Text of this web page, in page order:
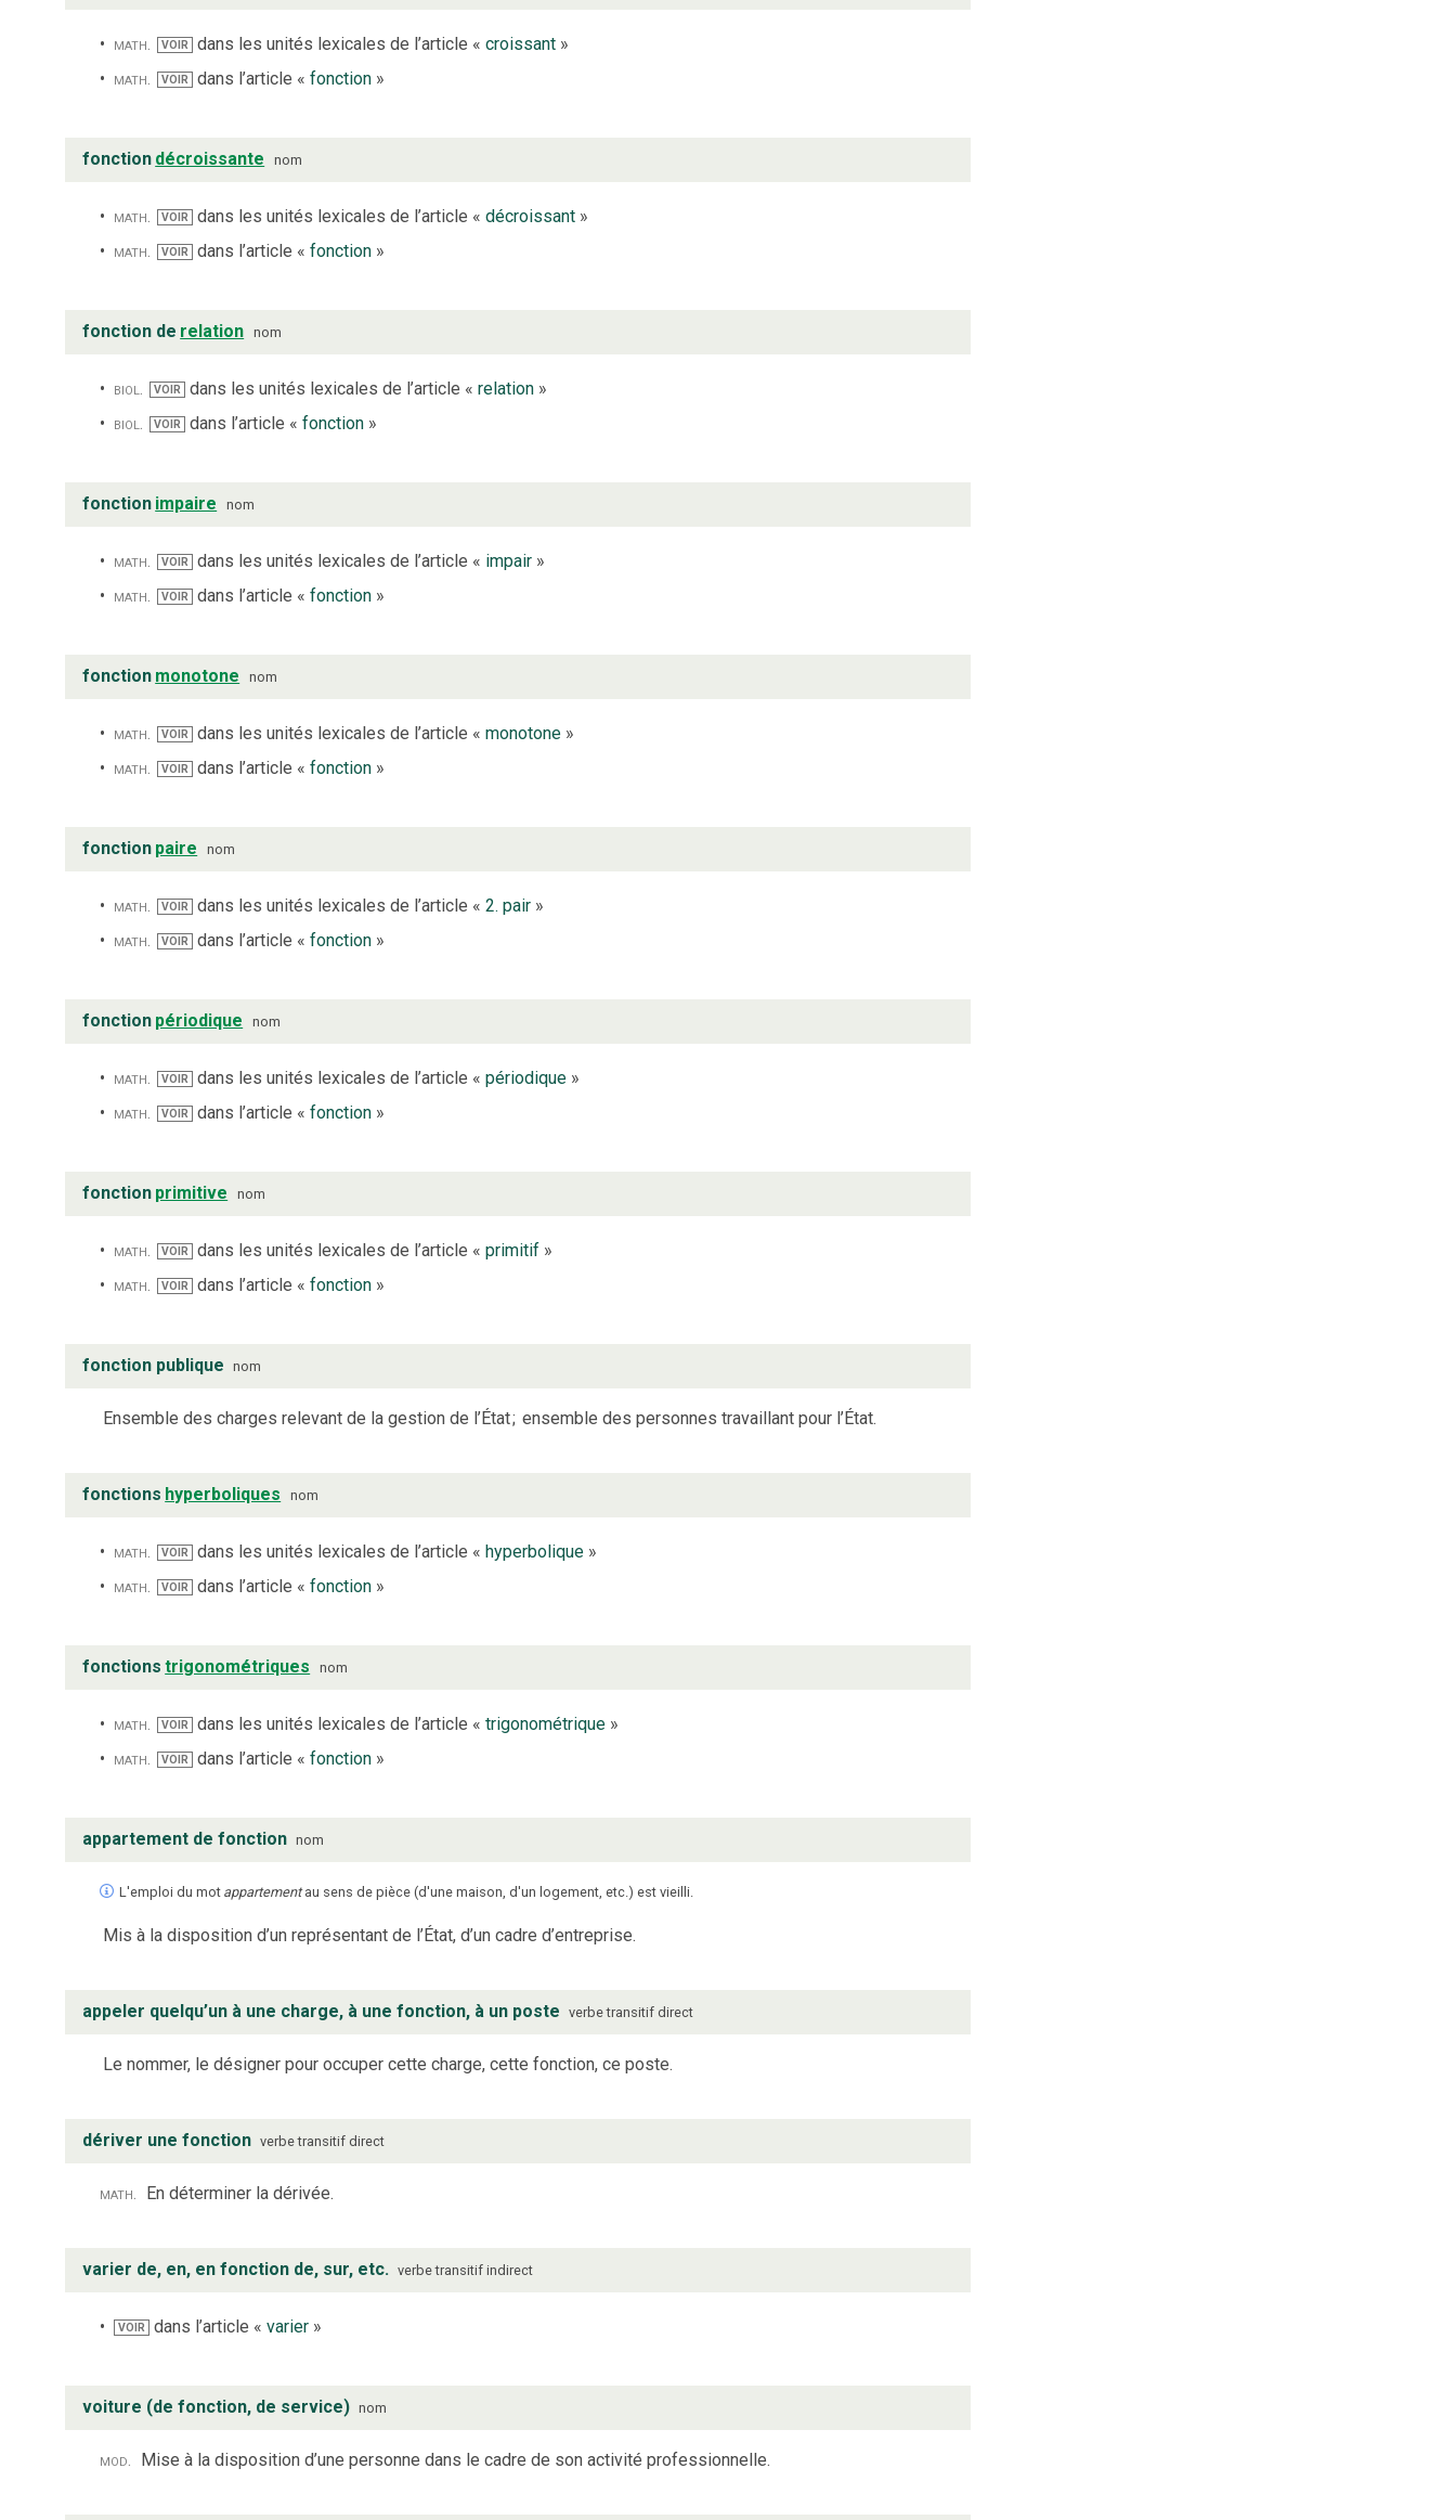
math. VOIR dans les unités lexicales de l’article « croissant»
math.
VOIR dans l’article « fonction»
fonction décroissante nom
math. VOIR dans les unités lexicales de l’article « décroissant»
math.
VOIR dans l’article « fonction»
fonction de relation nom
biol. VOIR dans les unités lexicales de l’article « relation»
biol.
VOIR dans l’article « fonction»
fonction impaire nom
math. VOIR dans les unités lexicales de l’article « impair»
math.
VOIR dans l’article « fonction»
fonction monotone nom
math. VOIR dans les unités lexicales de l’article « monotone»
math.
VOIR dans l’article « fonction»
fonction paire nom
math. VOIR dans les unités lexicales de l’article « 2. pair»
math.
VOIR dans l’article « fonction»
fonction périodique nom
math. VOIR dans les unités lexicales de l’article « périodique»
math.
VOIR dans l’article « fonction»
fonction primitive nom
math. VOIR dans les unités lexicales de l’article « primitif»
math.
VOIR dans l’article « fonction»
fonction publique nom
Ensemble des charges relevant de la gestion de l’État; ensemble des personnes travaillant pour l’État.
fonctions hyperboliques nom
math. VOIR dans les unités lexicales de l’article « hyperbolique»
math.
VOIR dans l’article « fonction»
fonctions trigonométriques nom
math. VOIR dans les unités lexicales de l’article « trigonométrique»
math.
VOIR dans l’article « fonction»
appartement de fonction nom
L'emploi du mot appartement au sens de pièce (d'une maison, d'un logement, etc.) est vieilli.
Mis à la disposition d’un représentant de l’État, d’un cadre d’entreprise.
appeler quelqu’un à une charge, à une fonction, à un poste verbe transitif direct
Le nommer, le désigner pour occuper cette charge, cette fonction, ce poste.
dériver une fonction verbe transitif direct
math. En déterminer la dérivée.
varier de, en, en fonction de, sur, etc. verbe transitif indirect
VOIR dans l’article «varier »
voiture (de fonction, de service) nom
mod. Mise à la disposition d’une personne dans le cadre de son activité professionnelle.